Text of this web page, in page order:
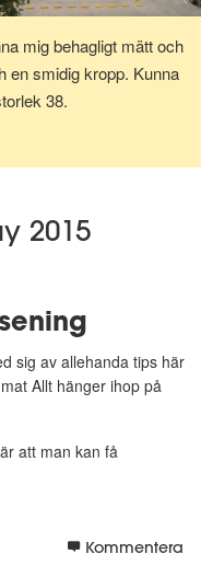
mig behagligt mätt och
en smidig kropp. Kunna
38.
2015
sig av allehanda tips här
Allt hänger ihop på
att man kan få
Kommentera